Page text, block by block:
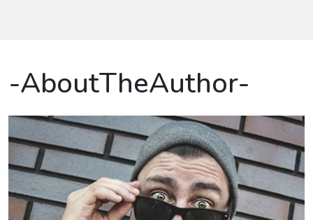
-AboutTheAuthor-